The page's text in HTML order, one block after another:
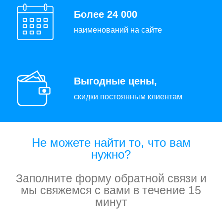
Более 24 000
наименований на сайте
Выгодные цены,
скидки постоянным клиентам
Не можете найти то, что вам
нужно?
Заполните форму обратной связи и
мы свяжемся с вами в течение 15
минут